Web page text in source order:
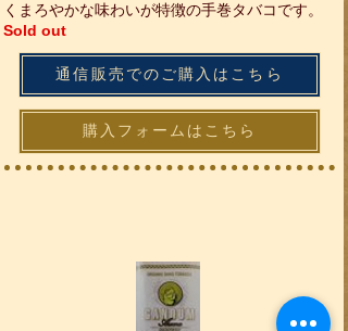
くまろやかな味わいが特徴の手巻タバコです。
Sold out
通信販売でのご購入はこちら
購入フォームはこちら